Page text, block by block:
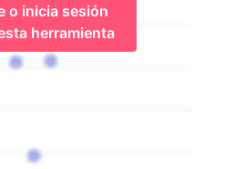
o inicia sesión
herramienta